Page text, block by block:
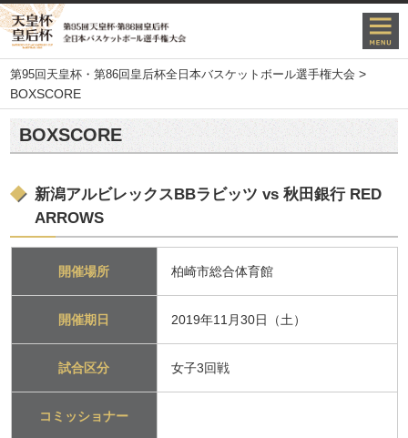
第95回天皇杯・第86回皇后杯全日本バスケットボール選手権大会 >
BOXSCORE
BOXSCORE
新潟アルビレックスBBラビッツ vs 秋田銀行 RED
ARROWS
開催場所 柏崎市総合体育館
開催期日 2019年11月30日（土）
試合区分 女子3回戦
コミッショナー